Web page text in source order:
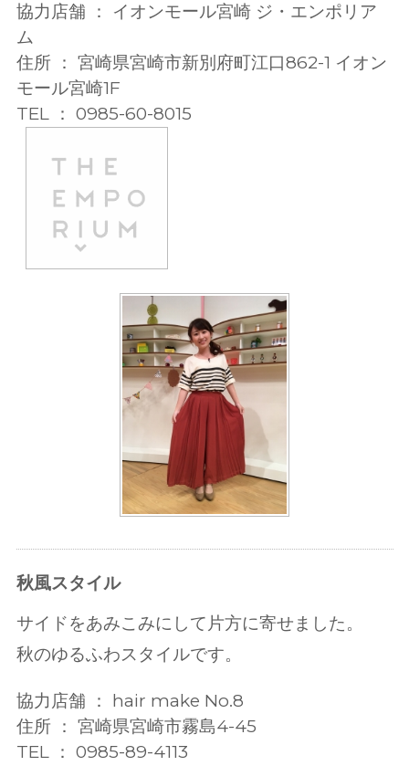
協力店舗 ： イオンモール宮崎 ジ・エンポリア
ム
住所 ： 宮崎県宮崎市新別府町江口862-1 イオン
モール宮崎1F
TEL ： 0985-60-8015
秋風スタイル
サイドをあみこみにして片方に寄せました。
秋のゆるふわスタイルです。
協力店舗 ： hair make No.8
住所 ： 宮崎県宮崎市霧島4-45
TEL ： 0985-89-4113